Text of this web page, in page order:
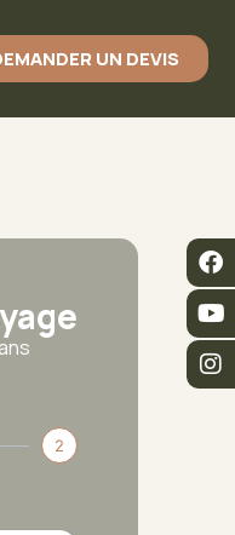
UN DEVIS
2